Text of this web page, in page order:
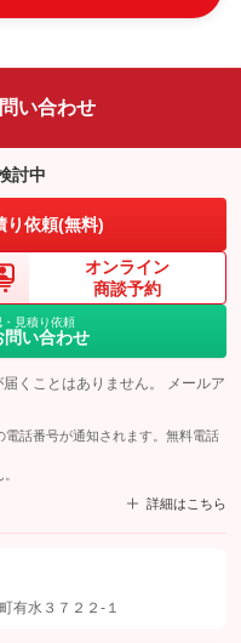
い合わせ
討中
り依頼(無料)
オンライン
商談予約
・見積り依頼
問い合わせ
くことはありません。 メールア
話番号が通知されます。無料電話
詳細はこちら
してから「許可する」ボタンを押
有水３７２２‐１